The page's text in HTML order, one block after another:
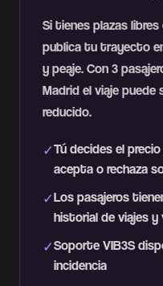
Si tienes plazas libres
publica tu trayecto
y peaje. Con 3
Madrid el viaje
reducido.
✓Tú decides el
acepta o rechaza
✓Los pasajeros
historial de viajes y
✓Soporte VIB3S
incidencia